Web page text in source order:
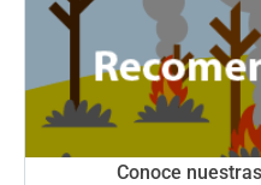
Conoce